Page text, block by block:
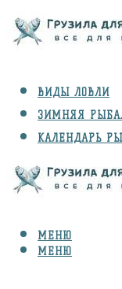
ВИДЫ ЛОВЛИ
ЗИМНЯЯ
КАЛЕНДАРЬ
СНАРЯЖЕНИЕ
МЕНЮ
МЕНЮ